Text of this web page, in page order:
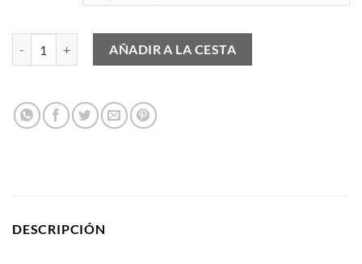
Escucha a Los Chichos cantidadAÑADIR A LA CESTA
DESCRIPCIÓN